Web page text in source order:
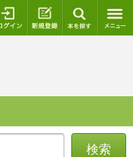
ログイン 新規登録
検索